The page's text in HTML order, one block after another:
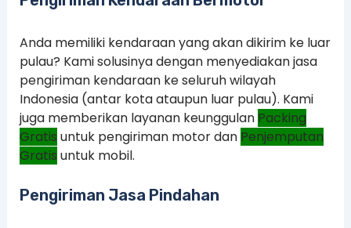
Anda memiliki kendaraan yang akan dikirim ke luar
pulau? Kami solusinya dengan menyediakan jasa
pengiriman kendaraan ke seluruh wilayah
Indonesia (antar kota ataupun luar pulau). Kami
juga memberikan layanan keunggulan Packing
Gratis untuk pengiriman motor dan Penjemputan
Gratis untuk mobil.
Pengiriman Jasa Pindahan